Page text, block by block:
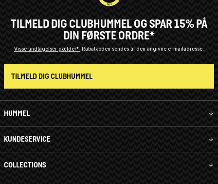
HUMMEL
KUNDESERVICE
COLLECTIONS
TILMELD DIG CLUBHUMMEL OG SPAR 15% PÅ
DIN FØRSTE ORDRE*
Visse undtagelser gælder* Rabatkoden sendes til den angivne e-mailadresse.
TILMELD DIG CLUBHUMMEL